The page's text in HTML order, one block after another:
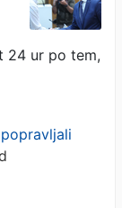
24 ur po tem,